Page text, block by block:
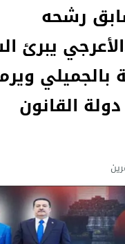
صرخات إلى الزيدي وزيدان..كيلو اللحم 100 ألف والقداحة 5 آلاف في سجون العراق.. تظاهرة
الناطق العسكري لا يزعل من
“لحين تسمية وزرائها”..الزيدي
مسيّرات إيرانية تستهدف
القضاء يطيح بموظفين
رشحه
يبرئ
بالجميلي
القانون